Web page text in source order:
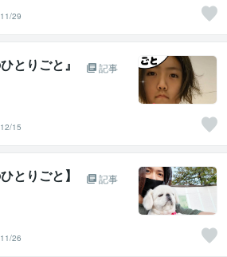
29
とりごと』⁡
記事
15
とりごと】⁡
記事
26